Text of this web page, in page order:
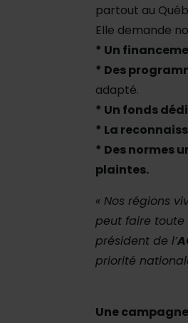
partout au
Elle demande
* Un
* Des
adapté.
* Un fonds
* La
* Des normes
plaintes.
« Nos régions
peut faire toute
président de l’
priorité
Une